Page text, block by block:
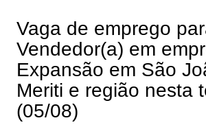
Vaga de emprego
Vendedor(a) em
Expansão em São
Meriti e região nesta
(05/08)